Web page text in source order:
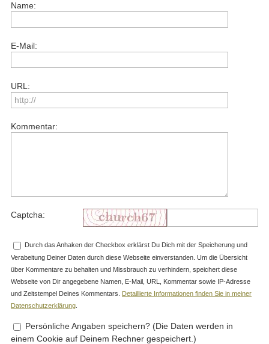
Name:
E-Mail:
URL:
Kommentar:
Captcha:
Durch das Anhaken der Checkbox erklärst Du Dich mit der Speicherung und
Verabeitung Deiner Daten durch diese Webseite einverstanden. Um die Übersicht
über Kommentare zu behalten und Missbrauch zu verhindern, speichert diese
Webseite von Dir angegebene Namen, E-Mail, URL, Kommentar sowie IP-Adresse
und Zeitstempel Deines Kommentars. Detaillierte Informationen finden Sie in meiner
Datenschutzerklärung
Persönliche Angaben speichern? (Die Daten werden in
einem Cookie auf Deinem Rechner gespeichert.)